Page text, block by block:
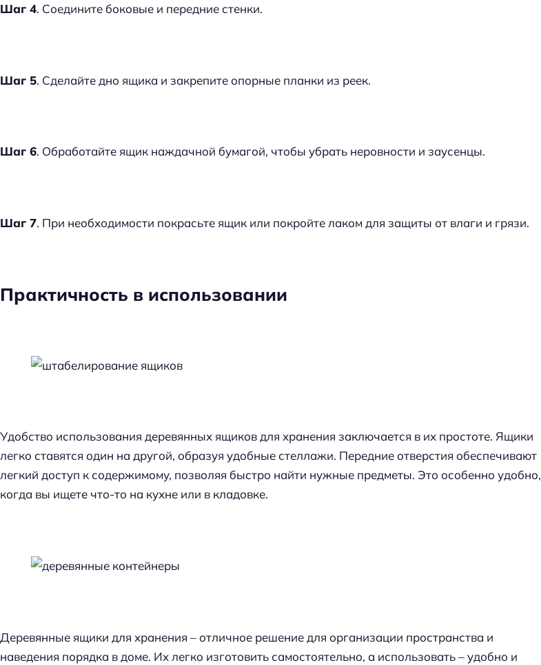
Шаг 4. Соедините боковые и передние стенки.
Шаг 5. Сделайте дно ящика и закрепите опорные планки из реек.
Шаг 6. Обработайте ящик наждачной бумагой, чтобы убрать неровности и заусенцы.
Шаг 7. При необходимости покрасьте ящик или покройте лаком для защиты от влаги и грязи.
Практичность в использовании
Удобство использования деревянных ящиков для хранения заключается в их простоте. Ящики
легко ставятся один на другой, образуя удобные стеллажи. Передние отверстия обеспечивают
легкий доступ к содержимому, позволяя быстро найти нужные предметы. Это особенно удобно,
когда вы ищете что-то на кухне или в кладовке.
Деревянные ящики для хранения – отличное решение для организации пространства и
наведения порядка в доме. Их легко изготовить самостоятельно, а использовать – удобно и